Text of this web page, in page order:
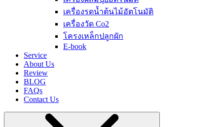
เครื่องรดน้ำต้นไม้อัตโนมัติ
เครื่องวัด Co2
โครงเหล็กปลูกผัก
E-book
Service
About Us
Review
BLOG
FAQs
Contact Us